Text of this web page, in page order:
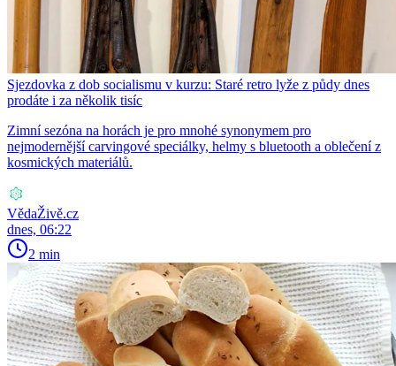
Sjezdovka z dob socialismu v kurzu: Staré retro lyže z půdy dnes
prodáte i za několik tisíc
Zimní sezóna na horách je pro mnohé synonymem pro
nejmodernější carvingové speciálky, helmy s bluetooth a oblečení z
kosmických materiálů.
VědaŽivě.cz
dnes, 06:22
2 min